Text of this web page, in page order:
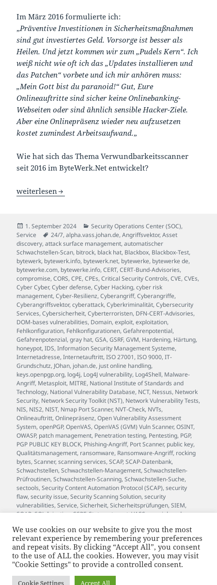
Im März 2016 formulierte ich:
„Präventive Investitionen in Sicherheitsmaßnahmen
sind gut investiertes Geld. Vorsorge ist besser als
Heilen. Und jetzt kommen wir zum „Pudels Kern“. Ich
weiß nicht wie oft ich das „Updates installieren und
das Patchen“ vorbete und ich mir anhören muss:
„Mein Gott bist du paranoid!“ Gut, Eure
Onlineauftritte sind sicher keine Onlinebanking-
Webseiten oder sind ähnlich sensible Hacker-Ziele.
Aber eine Onlinepräsenz wieder neu aufzusetzen
kostet zumindest Arbeitsaufwand.„
Wie hat sich das Thema Verwundbarkeitsscanner
seit 2016 im ByteWerk.Net entwickelt?
Schwachstellenmanagement ist keine Kür, sondern eine
weiterlesen
Veröffentlicht
am
1. September 2024 Kategorien
Security Operations Center (SOC),
Service
Schlagwörter
24/7,alpha.vass.johan.de,Angriffsvektor,Asset
discovery,attack surface management,automatischer
Schwachstellen-Scan, bitrock, black hat, Blackbox, Blackbox-Test,
bytewerk, bytewerk.info, bytewerk.net, bytewerke, bytewerke de,
bytewerke.com, bytewerke.info,CERT,CERT-Bund-Advisories,
compromise,CORS,CPE,CPEs,Critical Security Controls,CVE,CVEs,
Cyber Cyber,Cyber defense,Cyber Hacking,cyber risk
management,Cyber-Resilienz,Cyberangriff,Cyberangriffe,
Cyberangriffsvektor,cyberattack,Cyberkriminalität,Cybersecurity
Services,Cybersicherheit,Cyberterroristen, DFN-CERT-Advisories,
DOM-bases vulnerabilities, Domain,exploit,exploitation,
Fehlkonfiguration, Fehlkonfigurationen,Gefahrenpotential,
Gefahrenpotenzial,gray hat,GSA,GSRF,GVM, Hardening, Härtung,
honeypot,IDS,Information Security Management Systeme,
Internetadresse,Internetauftritt,ISO 27001,ISO 9000,IT-
Grundschutz, JOhan, johan.de, just online handling,
keys.openpgp.org, log4j, Log4J vulnerability, Log4Shell, Malware-
Angriff, Metasploit, MITRE, National Institute of Standards and
Technology, National Vulnerability Database, NCT, Nessus, Network
Security, Network Security Toolkit (NST), Network Vulnerability Tests,
NIS, NIS2, NIST, Nmap Port Scanner, NVT-Check, NVTs,
Onlineauftritt,Onlinepräsenz,Open Vulnerability Assessment
System,openPGP,OpenVAS,OpenVAS (GVM) Vuln Scanner,OSINT,
OWASP, patch management, Penetration testing, Pentesting, PGP,
PGP PUBLIC KEY BLOCK, Phishing-Angriff, Port Scanner, public key,
Qualitätsmanagement, ransomware, Ransomware-Angriff, rocking
bytes,Scanner,scanning services,SCAP,SCAP-Datenbank,
Schwachstellen,Schwachstellen-Management,Schwachstellen-
Prüfroutinen,Schwachstellen-Scanning,Schwachstellen-Suche,
sectools,Security Content Automation Protocol (SCAP),security
flaw,security issue,Security Scanning Solution,security
vulnerabilities,Service,Sicherheit,Sicherheitsprüfungen,SIEM,
SOAR,SQL-Injection,SSRF,Status,stuxnet,VASS,vass.johan.de,
Vulnerability Assessment Scanner Service ,vulnerability scan,
vulnerability scanning,Wartung,Webanwendung,WebSockets,
white hat,Whitebox, Whitebox-Test,XSS,zero-day exploit
supported by bytewerk.netand JOhan™
JOhan™ ist eine beim Deutschen Patent- und Markenamt
We use cookies on our website to give you the most
relevant experience by remembering your preferences
and repeat visits. By clicking “Accept All”, you consent
to the use of ALL the cookies. However, you may visit
"Cookie Settings" to provide a controlled consent.
Cookie Settings Accept All